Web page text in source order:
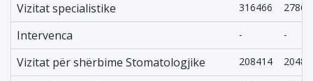
Vizitat specialistike 316466
Intervenca - -
Vizitat për shërbime Stomatologjike 208414